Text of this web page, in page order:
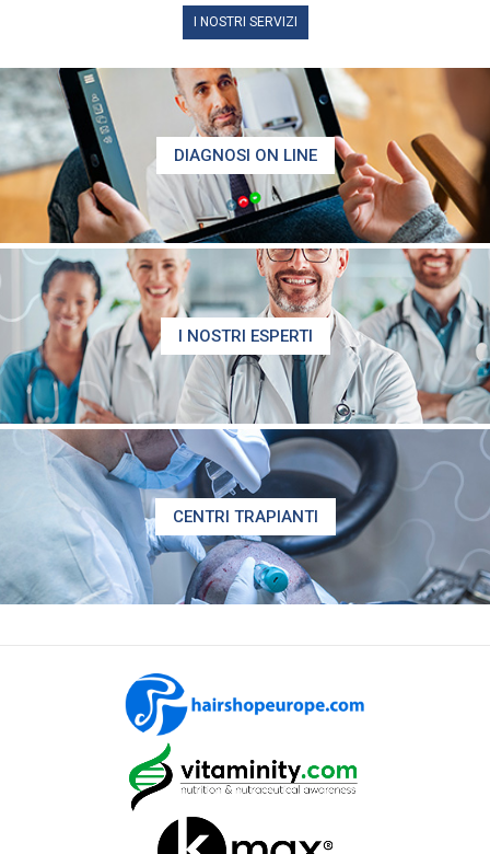
I NOSTRI SERVIZI
DIAGNOSI ON LINE
I NOSTRI ESPERTI
CENTRI TRAPIANTI